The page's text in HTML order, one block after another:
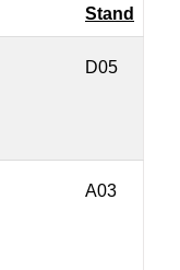
Stand
D05
A03